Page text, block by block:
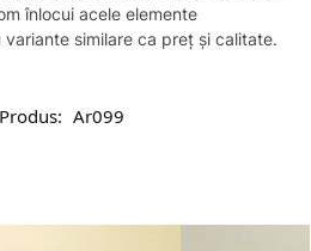
înlocui acele elemente
similare ca preț și calitate.
Ar099